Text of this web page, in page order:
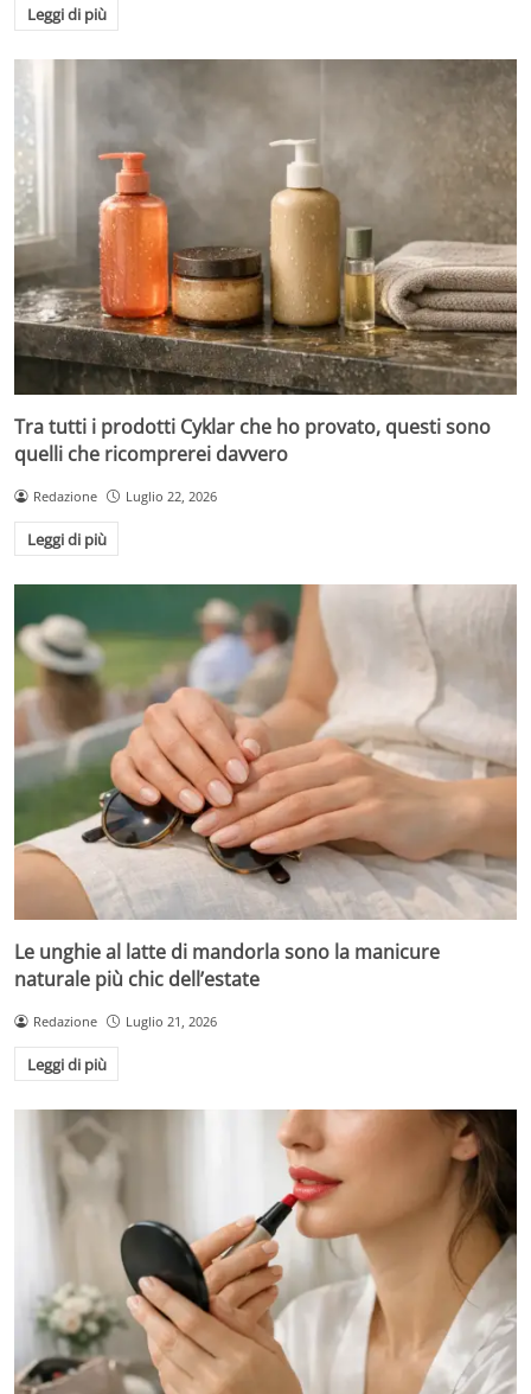
Leggi di più
Tra tutti i prodotti Cyklar che ho provato, questi sono
quelli che ricomprerei davvero
Redazione Luglio 22, 2026
Leggi di più
Le unghie al latte di mandorla sono la manicure
naturale più chic dell’estate
Redazione Luglio 21, 2026
Leggi di più